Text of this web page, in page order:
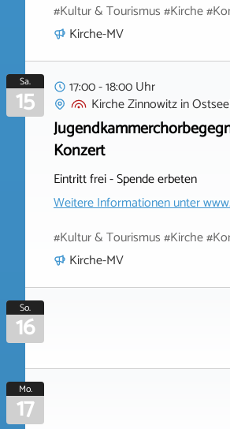
#Kultur & Tourismus #Kirche
Kirche-MV
Sa.
15
17:00 - 18:00 Uhr
Kirche Zinnowitzin
Konzert
Eintritt frei - Spende erbeten
Weitere Informationen unter
#Kultur & Tourismus #Kirche
Kirche-MV
So.
16
Mo.
17